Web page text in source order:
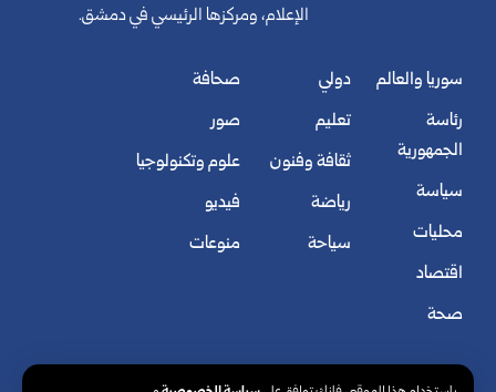
الإعلام، ومركزها الرئيسي في دمشق.
سوريا والعالم
رئاسة
الجمهورية
سياسة
محليات
اقتصاد
صحة
دولي
تعليم
ثقافة وفنون
رياضة
سياحة
صحافة
صور
علوم وتكنولوجيا
فيديو
منوعات